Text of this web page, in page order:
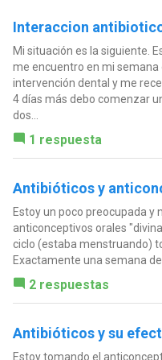
Interaccion
Mi situación es la siguiente.
me encuentro en mi semana
intervención dental y me
4 días más debo comenzar
dos...
1 respuesta
Antibióticos y
Estoy un poco preocupada
anticonceptivos orales
ciclo (estaba menstruando)
Exactamente una semana
2 respuestas
Antibióticos y su
Estoy tomando el